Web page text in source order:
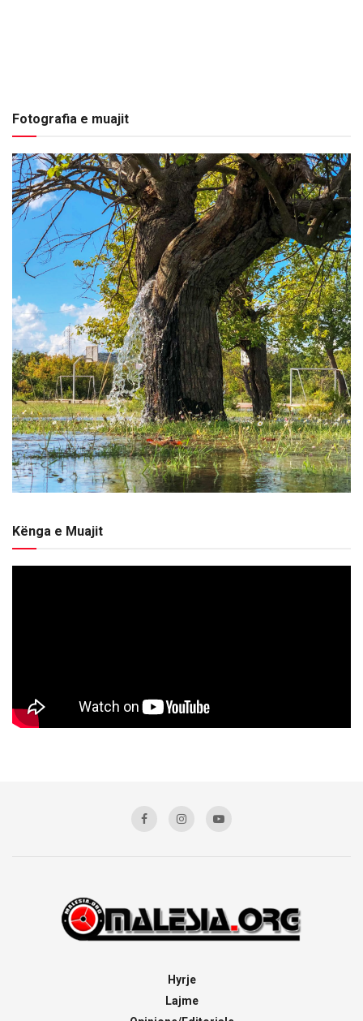
Fotografia e muajit
Kënga e Muajit
Hyrje
Lajme